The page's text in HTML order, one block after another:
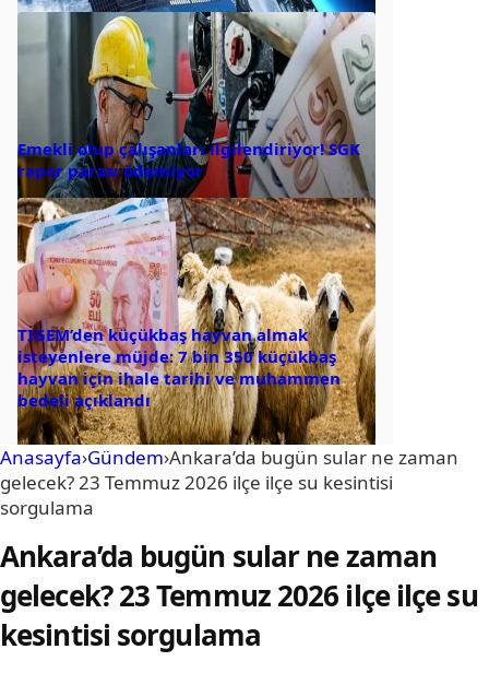
Emekli olup çalışanları ilgilendiriyor! SGK
rapor parası ödemiyor
TİGEM’den küçükbaş hayvan almak
isteyenlere müjde: 7 bin 350 küçükbaş
hayvan için ihale tarihi ve muhammen
bedeli açıklandı
Anasayfa›Gündem›Ankara’da bugün sular ne zaman
gelecek? 23 Temmuz 2026 ilçe ilçe su kesintisi
sorgulama
Ankara’da bugün sular ne zaman
gelecek? 23 Temmuz 2026 ilçe ilçe su
kesintisi sorgulama